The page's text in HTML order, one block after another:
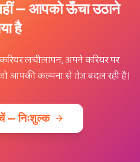
— आपको ऊँचा उठाने
है
लचीलापन, अपने करियर पर
आपकी कल्पना से तेज़ बदल रही है।
— निःशुल्क